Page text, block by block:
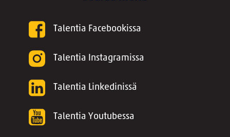
Talentia Facebookissa
Talentia Instagramissa
Talentia Linkedinissä
Talentia Youtubessa